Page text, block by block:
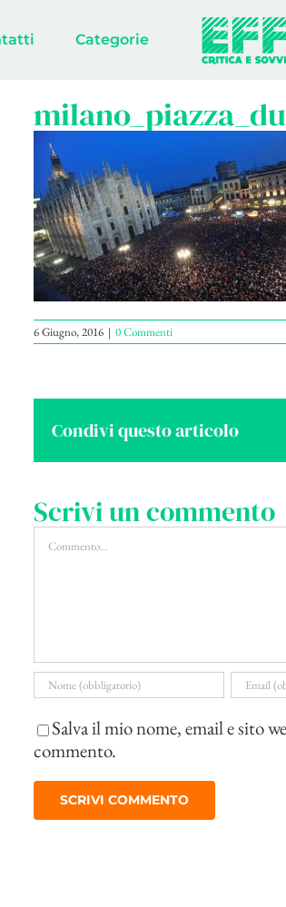
Categorie
6 Giugno, 2016 | 0 Commenti
Condivi questo articolo
Scrivi un commento
Commento
Salva il mio nome, email e sito
commento.